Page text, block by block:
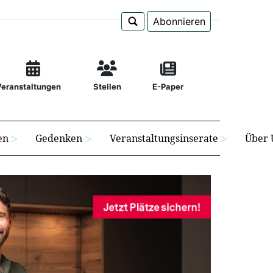
Abonnieren
Stellen E-Paper
Gedenken Veranstaltungsinserate Über